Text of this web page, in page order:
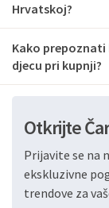
Hrvatskoj?
Kako prepoznati
djecu pri kupnji?
Otkrijte
Prijavite se na
ekskluzivne
trendove za